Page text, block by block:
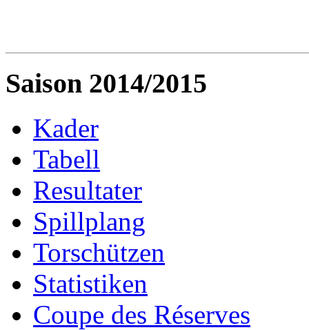
Saison 2014/2015
Kader
Tabell
Resultater
Spillplang
Torschützen
Statistiken
Coupe des Réserves